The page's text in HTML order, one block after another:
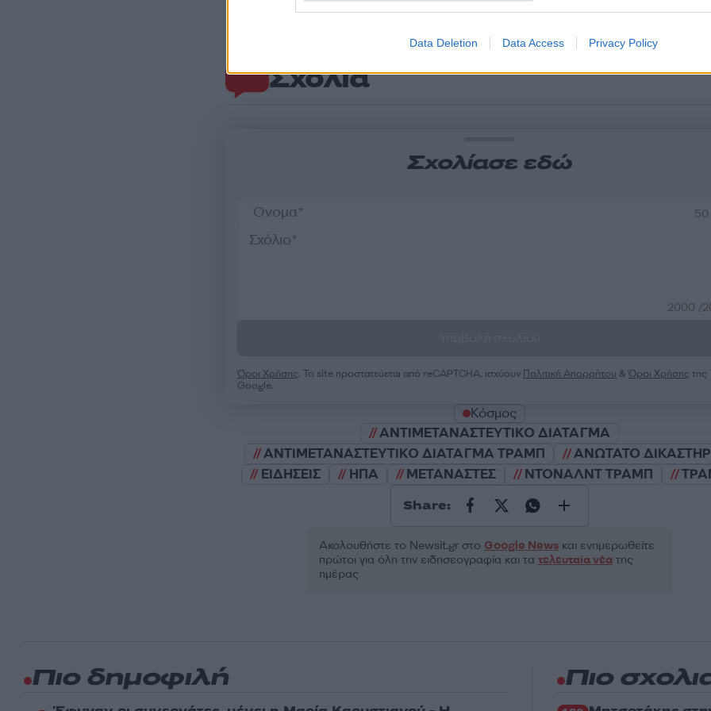
Data Deletion Data Access Privacy Policy
Σχόλια
Σχολίασε εδώ
2000 /
Όροι Χρήσης. Το site προστατεύεται από reCAPTCHA, ισχύουν Πολιτική Απορρήτου &Όροι Χρήσης της
Google.
Κόσμος
ΑΝΤΙΜΕΤΑΝΑΣΤΕΥΤΙΚΟ ΔΙΑΤΑΓΜΑ
ΑΝΤΙΜΕΤΑΝΑΣΤΕΥΤΙΚΟ ΔΙΑΤΑΓΜΑ ΤΡΑΜΠ
ΑΝΩΤΑΤΟ
ΕΙΔΗΣΕΙΣ
ΗΠΑ ΜΕΤΑΝΑΣΤΕΣ ΝΤΟΝΑΛΝΤ ΤΡΑΜΠ
Share:
Ακολουθήστε το Νewsit.gr στο Google Newsκαι ενημερωθείτε
πρώτοι για όλη την ειδησεογραφία και τα τελευταία νέατης
ημέρας
Πιο δημοφιλή Πιο